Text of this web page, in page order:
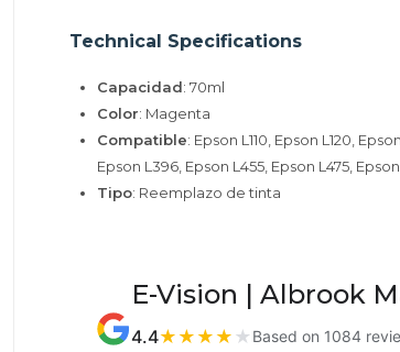
Technical Specifications
Capacidad: 70ml
Color: Magenta
Compatible: Epson L110, Epson L120,
Epson L396, Epson L455, Epson L475,
Tipo: Reemplazo de tinta
E-Vision | Albrook
4.4★ ★ ★ ★ ★ Based on 1084